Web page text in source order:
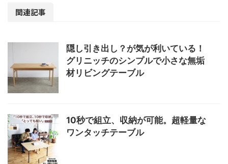
関連記事
隠し引き出し？が気が利いている！
グリニッチのシンプルで小さな無垢
材リビングテーブル
10秒で組立、収納が可能。超軽量な
ワンタッチテーブル